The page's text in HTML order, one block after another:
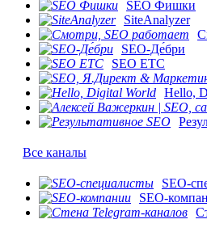
SEO Фишки
SiteAnalyzer
SEO-Де́бри
SEO ETC
Hello,
Все каналы
SEO-
SEO-